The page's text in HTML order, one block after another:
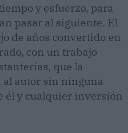
y esfuerzo, para
pasar al siguiente. El
de años convertido en
con un trabajo
que la
al autor sin ninguna
él y cualquier inversión